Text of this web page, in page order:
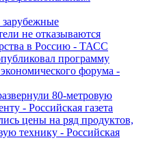
зарубежные
не отказываются
в Россию - ТАСС
программу
форума -
80-метровую
- Российская газета
цены на ряд продуктов,
технику - Российская